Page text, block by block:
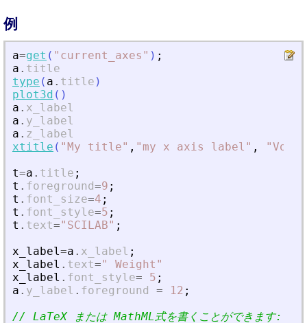
例
a=get ( " current_axes " ) ;
a . title
type ( a . title )
plot3d ( )
a . x_label
a . y_label
a . z_label
xtitle ( " My title" , " my x axis label " , "
t=a . title ;
t . foreground=9 ;
t . font_size=4 ;
t . font_style=5 ;
t . text=" SCILAB" ;
x_label=a . x_label ;
x_label . text=" Weight "
x_label . font_style= 5 ;
a . y_label . foreground = 12 ;
// LaTeX または MathML式を書くことができます: